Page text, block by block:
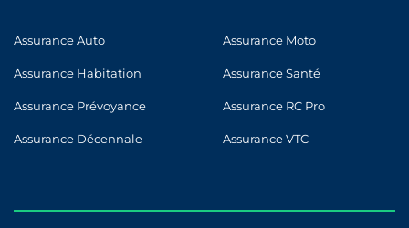
Assurance Auto Assurance Moto
Assurance Habitation Assurance Santé
Assurance Prévoyance Assurance RC Pro
Assurance Décennale Assurance VTC